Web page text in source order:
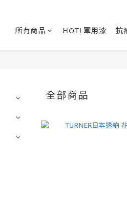
所有商品 HOT! 軍用漆 抗
全部商品